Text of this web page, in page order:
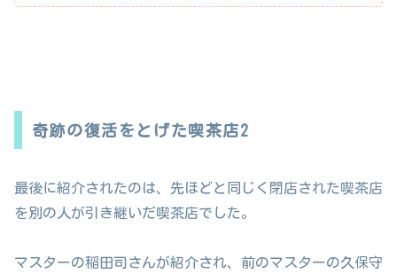
奇跡の復活をとげた喫茶店2
最後に紹介されたのは、先ほどと同じく閉店された喫茶店
を別の人が引き継いだ喫茶店でした。
マスターの稲田司さんが紹介され、前のマスターの久保守